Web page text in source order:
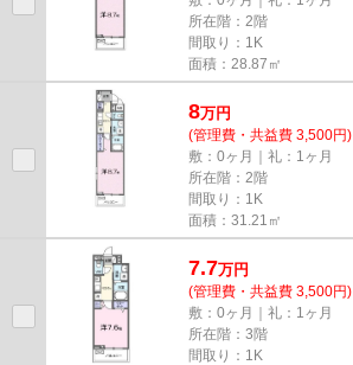
所在階：2階
間取り：1K
面積：28.87㎡
8万円
(管理費・共益費 3,500円)
敷：0ヶ月｜礼：1ヶ月
所在階：2階
間取り：1K
面積：31.21㎡
7.7万円
(管理費・共益費 3,500円)
敷：0ヶ月｜礼：1ヶ月
所在階：3階
間取り：1K